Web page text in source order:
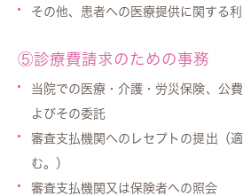
その他、患者への医療提供に関する利
⑤診療費請求のための事務
当院での医療・介護・労災保険、公
よびその委託
審査支払機関へのレセプトの提出（
む。）
審査支払機関又は保険者への照会